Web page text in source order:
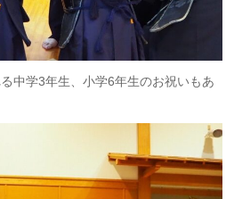
中学3年生、小学6年生のお祝いもあ